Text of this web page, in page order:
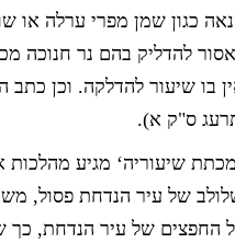
כגון שמן מפרי ערלה או
להדליק בהם נר חנוכה
בו שיעור להדלקה. וכן
ס"ק א).
שיעוריה‘ מגיע מהלכות
של עיר הנדחת פסול,
החפצים של עיר הנדחת, כך